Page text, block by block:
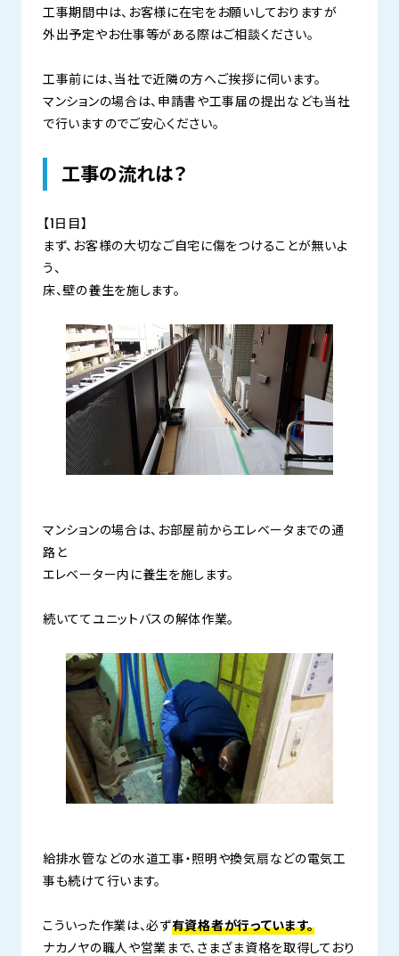
工事期間中は、お客様に在宅をお願いしておりますが
外出予定やお仕事等がある際はご相談ください。
工事前には、当社で近隣の方へご挨拶に伺います。
マンションの場合は、申請書や工事届の提出なども当社
で行いますのでご安心ください。
工事の流れは？
【1日目】
まず、お客様の大切なご自宅に傷をつけることが無いよ
う、
床、壁の養生を施します。
マンションの場合は、お部屋前からエレベータまでの通
路と
エレベーター内に養生を施します。
続いててユニットバスの解体作業。
給排水管などの水道工事・照明や換気扇などの電気工
事も続けて行います。
こういった作業は、必ず有資格者が行っています。
ナカノヤの職人や営業まで、さまざま資格を取得しており